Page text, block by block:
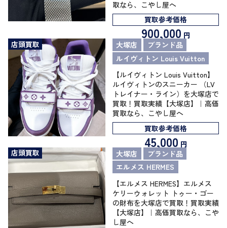
取なら、こやし屋へ
買取参考価格
900,000 円
店頭買取
大塚店
ブランド品
ルイヴィトン Louis Vuitton
【ルイヴィトン Louis Vuitton】
ルイヴィトンのスニーカー （LV
トレイナー・ライン）を大塚店で
買取！買取実績【大塚店】｜高価
買取なら、こやし屋へ
買取参考価格
45,000 円
店頭買取
大塚店
ブランド品
エルメス HERMES
【エルメス HERMES】エルメス
ケリーウォレット トゥー・ゴー
の財布を大塚店で買取！買取実績
【大塚店】｜高価買取なら、こや
し屋へ